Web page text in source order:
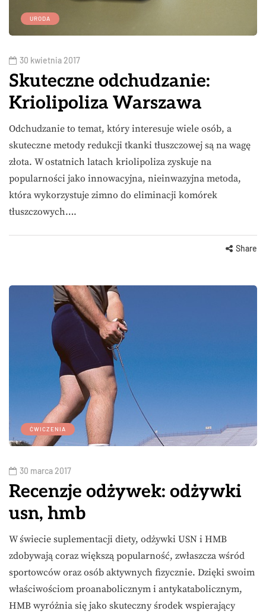
URODA
30 kwietnia 2017
Skuteczne odchudzanie:
Kriolipoliza Warszawa
Odchudzanie to temat, który interesuje wiele osób, a
skuteczne metody redukcji tkanki tłuszczowej są na wagę
złota. W ostatnich latach kriolipoliza zyskuje na
popularności jako innowacyjna, nieinwazyjna metoda,
która wykorzystuje zimno do eliminacji komórek
tłuszczowych….
Share
ĆWICZENIA
30 marca 2017
Recenzje odżywek: odżywki
usn, hmb
W świecie suplementacji diety, odżywki USN i HMB
zdobywają coraz większą popularność, zwłaszcza wśród
sportowców oraz osób aktywnych fizycznie. Dzięki swoim
właściwościom proanabolicznym i antykatabolicznym,
HMB wyróżnia się jako skuteczny środek wspierający